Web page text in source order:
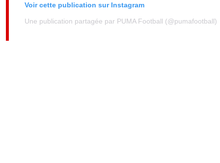
Voir cette publication sur Instagram
Une publication partagée par PUMA Football (@pumafootball)